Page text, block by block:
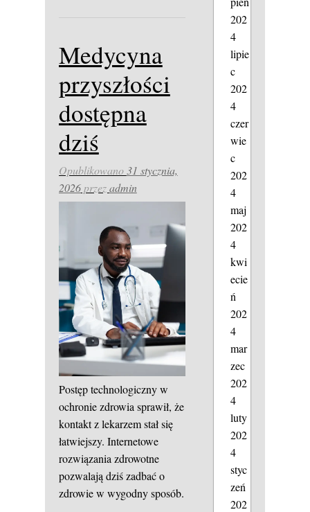
Medycyna
przyszłości
dostępna
dziś
Opublikowano31 stycznia,
2026przezadmin
Postęp technologiczny w
ochronie zdrowia sprawił, że
kontakt z lekarzem stał się
łatwiejszy. Internetowe
rozwiązania zdrowotne
pozwalają dziś zadbać o
zdrowie w wygodny sposób.
202
4
lipie
c
202
4
czer
wie
c
202
4
maj
202
4
kwi
ecie
ń
202
4
mar
zec
202
4
luty
202
4
styc
zeń
202